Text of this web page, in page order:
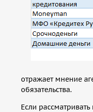
отражает мнение
обязательства.
Если